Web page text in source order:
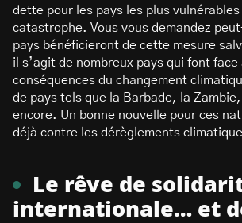
dette pour les pays les plus vulnérables
catastrophe. Vous vous demandez
pays bénéficieront de cette mesure
il s’agit de nombreux pays qui font face
conséquences du changement
de pays tels que la Barbade, la
encore. Un bonne nouvelle pour ces
déjà contre les dérèglements
Le rêve de
internationale… et